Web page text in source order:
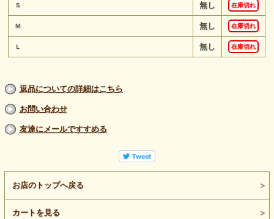
Ｓ 無し 在庫切れ
Ｍ 無し 在庫切れ
Ｌ 無し 在庫切れ
返品についての詳細はこちら
お問い合わせ
友達にメールですすめる
お店のトップへ戻る
カートを見る